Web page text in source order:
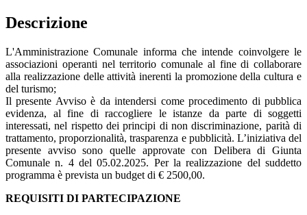
Descrizione
L'Amministrazione Comunale informa che intende coinvolgere le
associazioni operanti nel territorio comunale al fine di collaborare
alla realizzazione delle attività inerenti la promozione della cultura e
del turismo;
Il presente Avviso è da intendersi come procedimento di pubblica
evidenza, al fine di raccogliere le istanze da parte di soggetti
interessati, nel rispetto dei principi di non discriminazione, parità di
trattamento, proporzionalità, trasparenza e pubblicità. L’iniziativa del
presente avviso sono quelle approvate con Delibera di Giunta
Comunale n. 4 del 05.02.2025. Per la realizzazione del suddetto
programma è prevista un budget di € 2500,00.
REQUISITI DI PARTECIPAZIONE